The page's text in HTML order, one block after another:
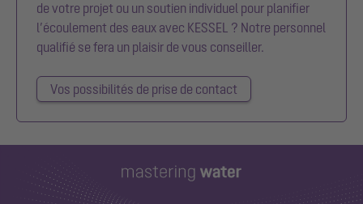
de votre projet ou un soutien individuel pour planifier
l’écoulement des eaux avec KESSEL ? Notre personnel
qualifié se fera un plaisir de vous conseiller.
Vos possibilités de prise de contact